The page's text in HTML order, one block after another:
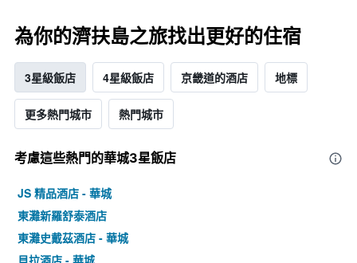
為你的濟扶島之旅找出更好的住宿
3星級飯店 4星級飯店 京畿道的酒店 地標
更多熱門城市 熱門城市
考慮這些熱門的華城3星​飯店
JS 精品酒店 - 華城
東灘新羅舒泰酒店
東灘史戴茲酒店 - 華城